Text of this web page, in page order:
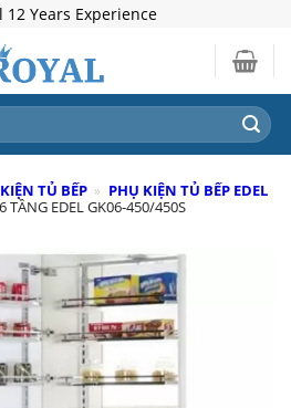
12 Years Experience
TỦ BẾP » PHỤ KIỆN TỦ BẾP EDEL
TẦNG EDEL GK06-450/450S